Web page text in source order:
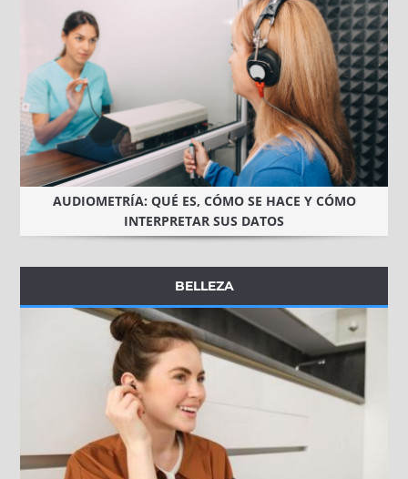
AUDIOMETRÍA: QUÉ ES, CÓMO SE HACE Y CÓMO
INTERPRETAR SUS DATOS
BELLEZA